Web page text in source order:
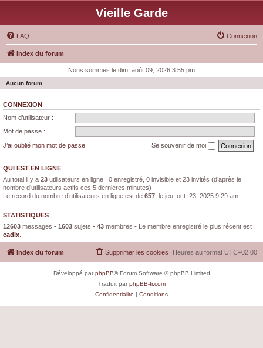
Vieille Garde
FAQ Connexion
Index du forum
Nous sommes le dim. août 09, 2026 3:55 pm
Aucun forum.
CONNEXION
Nom d’utilisateur :
Mot de passe :
J’ai oublié mon mot de passe
Se souvenir de moi
QUI EST EN LIGNE
Au total il y a 23 utilisateurs en ligne : 0 enregistré, 0 invisible et 23 invités (d’après le
nombre d’utilisateurs actifs ces 5 dernières minutes)
Le record du nombre d’utilisateurs en ligne est de 657 , le jeu. oct. 23, 2025 9:29 am
STATISTIQUES
12603 messages • 1603 sujets • 43 membres • Le membre enregistré le plus récent est
cadix
Index du forum Heures au format UTC+02:00
Supprimer les cookies
Développé parphpBB® Forum Software © phpBB Limited
Traduit parphpBB-fr.com
Confidentialité | Conditions